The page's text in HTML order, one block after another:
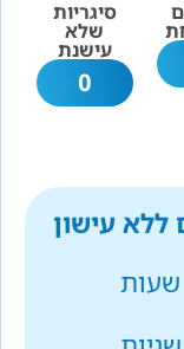
סיגריות
שלא
עישנת
0
עישון
שעות